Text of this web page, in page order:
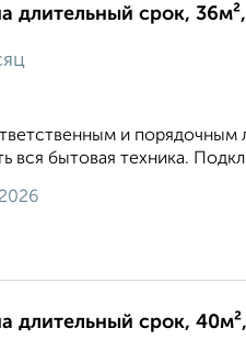
длительный срок,
и порядочным
вся бытовая техника.
длительный срок,